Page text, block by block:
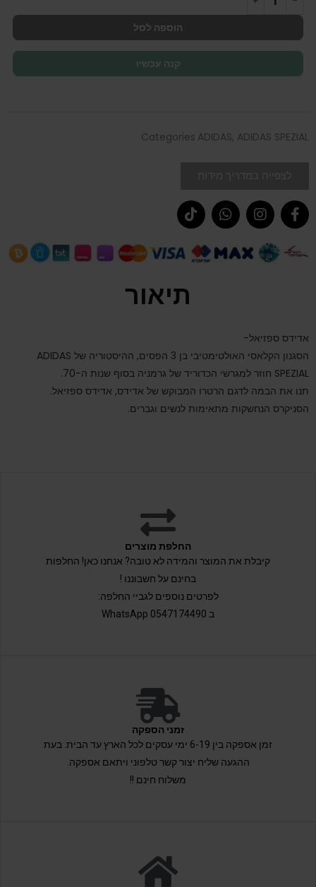
הוספה לסל
קנה עכשיו
Categories ADIDAS, ADIDAS SPEZIAL
תיאור
אדידס ספזיאל-
הסגנון הקלאסי האולטימטיבי בן 3 הפסים, ההיסטוריה של ADIDAS
SPEZIAL חוזר למגרשי הכדוריד של גרמניה בסוף שנות ה-70.
תנו את הבמה לדגם הרטרו המבוקש של אדידס, אדידס ספזיאל.
הסניקרס הנחשקות מתאימות לנשים וגברים.
החלפת מוצרים
קיבלת את המוצר והמידה לא טובה? אנחנו כאן! החלפות
בחינם על חשבוננו !
לפרטים נוספים לגביי החלפה:
ב 0547174490 WhatsApp
זמני הספקה
זמן אספקה בין 6-19 ימי עסקים לכל הארץ עד הבית. בעת
ההגעה שליח יצור קשר טלפוני ויתאם אספקה.
משלוח חינם !!